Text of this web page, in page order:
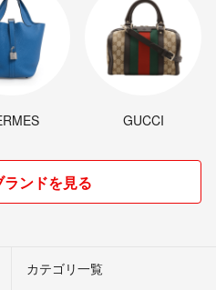
GUCCI
ンドを見る
カテゴリ一覧